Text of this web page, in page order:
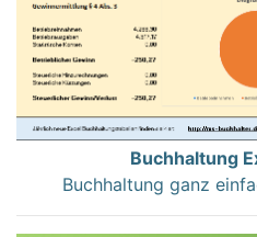
Buchhaltung
Buchhaltung ganz